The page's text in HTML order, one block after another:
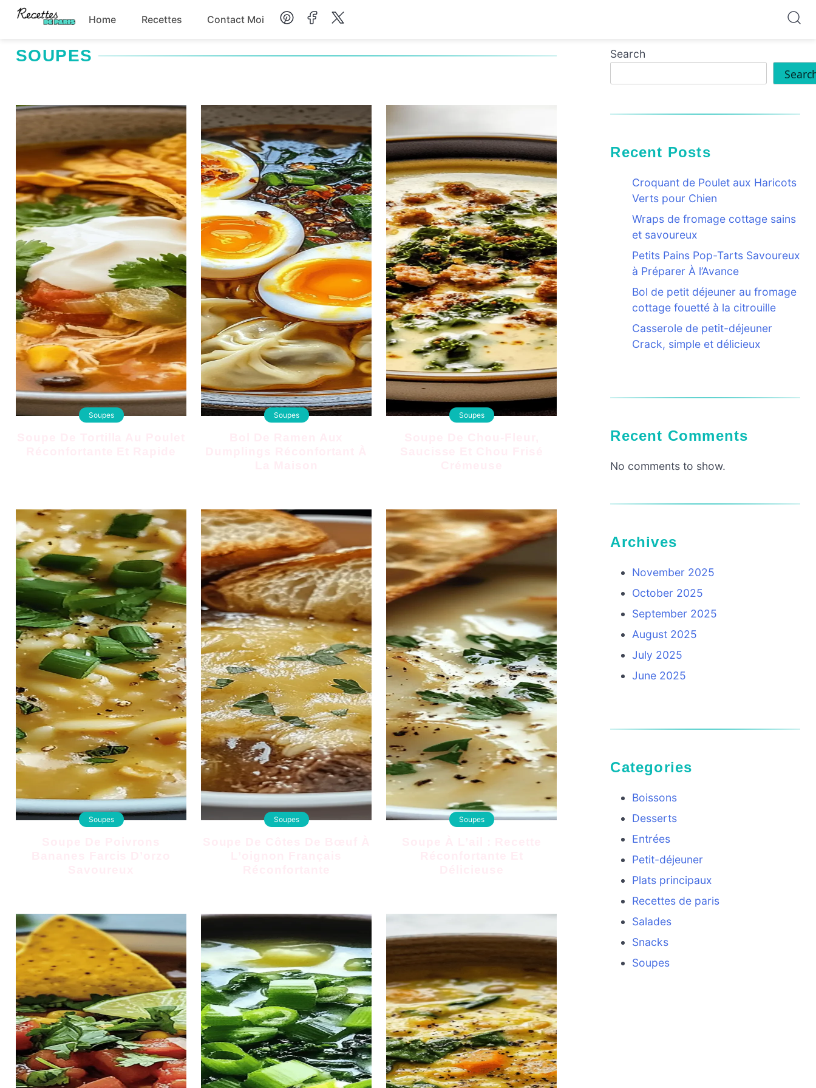
Skip
Home Recettes
Boissons Desserts
Plats principaux Salades
Snacks Soupes
Contact Moi
SOUPES
Soupes Soupes Soupes
Soupes Soupes Soupes
Search
Recent Posts
Croquant de Poulet aux Haricots
Verts pour Chien
Wraps de fromage cottage sains
et savoureux
Petits Pains Pop-Tarts Savoureux
à Préparer À l’Avance
Bol de petit déjeuner au fromage
cottage fouetté à la citrouille
Casserole de petit-déjeuner
Crack, simple et délicieux
Recent Comments
No comments to show.
Archives
November 2025
October 2025
September 2025
August 2025
July 2025
June 2025
Categories
Boissons
Desserts
Entrées
Petit-déjeuner
Plats principaux
Recettes de paris
Salades
Snacks
Soupes